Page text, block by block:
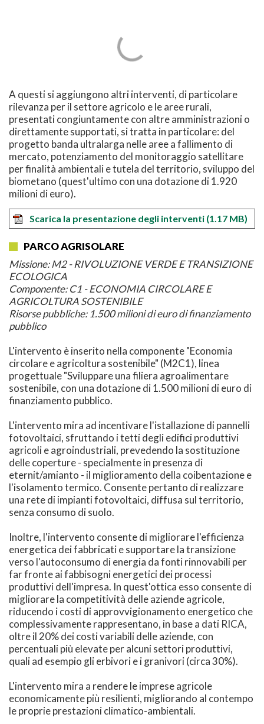
A questi si aggiungono altri interventi, di particolare
rilevanza per il settore agricolo e le aree rurali,
presentati congiuntamente con altre amministrazioni o
direttamente supportati, si tratta in particolare: del
progetto banda ultralarga nelle aree a fallimento di
mercato, potenziamento del monitoraggio satellitare
per finalità ambientali e tutela del territorio, sviluppo del
biometano (quest'ultimo con una dotazione di 1.920
milioni di euro).
Scarica la presentazione degli interventi (1.17 MB)
PARCO AGRISOLARE
Missione: M2 - RIVOLUZIONE VERDE E TRANSIZIONE
ECOLOGICA
Componente: C1 - ECONOMIA CIRCOLARE E
AGRICOLTURA SOSTENIBILE
Risorse pubbliche: 1.500 milioni di euro di finanziamento
pubblico
L'intervento è inserito nella componente "Economia
circolare e agricoltura sostenibile" (M2C1), linea
progettuale "Sviluppare una filiera agroalimentare
sostenibile, con una dotazione di 1.500 milioni di euro di
finanziamento pubblico.
L'intervento mira ad incentivare l'istallazione di pannelli
fotovoltaici, sfruttando i tetti degli edifici produttivi
agricoli e agroindustriali, prevedendo la sostituzione
delle coperture - specialmente in presenza di
eternit/amianto - il miglioramento della coibentazione e
l'isolamento termico. Consente pertanto di realizzare
una rete di impianti fotovoltaici, diffusa sul territorio,
senza consumo di suolo.
Inoltre, l'intervento consente di migliorare l'efficienza
energetica dei fabbricati e supportare la transizione
verso l'autoconsumo di energia da fonti rinnovabili per
far fronte ai fabbisogni energetici dei processi
produttivi dell'impresa. In quest'ottica esso consente di
migliorare la competitività delle aziende agricole,
riducendo i costi di approvvigionamento energetico che
complessivamente rappresentano, in base a dati RICA,
oltre il 20% dei costi variabili delle aziende, con
percentuali più elevate per alcuni settori produttivi,
quali ad esempio gli erbivori e i granivori (circa 30%).
L'intervento mira a rendere le imprese agricole
economicamente più resilienti, migliorando al contempo
le proprie prestazioni climatico-ambientali.